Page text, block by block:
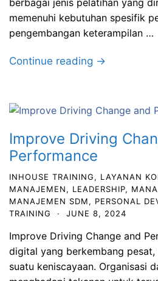
berbagai jenis pelatihan yang
memenuhi kebutuhan spesifik
pengembangan keterampilan …
Continue reading →
Improve Driving
Performance
INHOUSE TRAINING, LAYANAN
MANAJEMEN, LEADERSHIP,
MANAJEMEN SDM, PERSONAL
TRAINING
· JUNE 8, 2024
Improve Driving Change and
digital yang berkembang pesat,
suatu keniscayaan. Organisasi